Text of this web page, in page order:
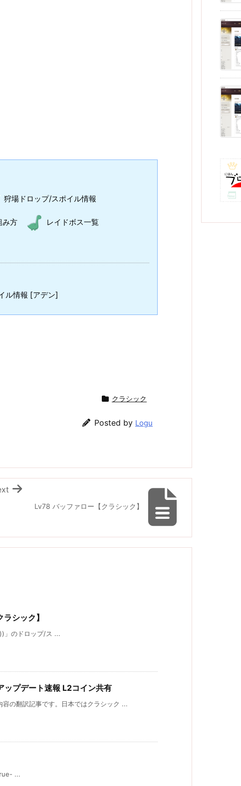
狩場ドロップ/スポイル情報
み方 レイドボス一覧
ル情報 [アデン]
クラシック
Posted by Logu
Lv78 バッファロー【クラシック】
シック】
」のドロップ/ス ...
ップデート速報 L2コイン共有
の翻訳記事です。日本ではクラシック ...
...